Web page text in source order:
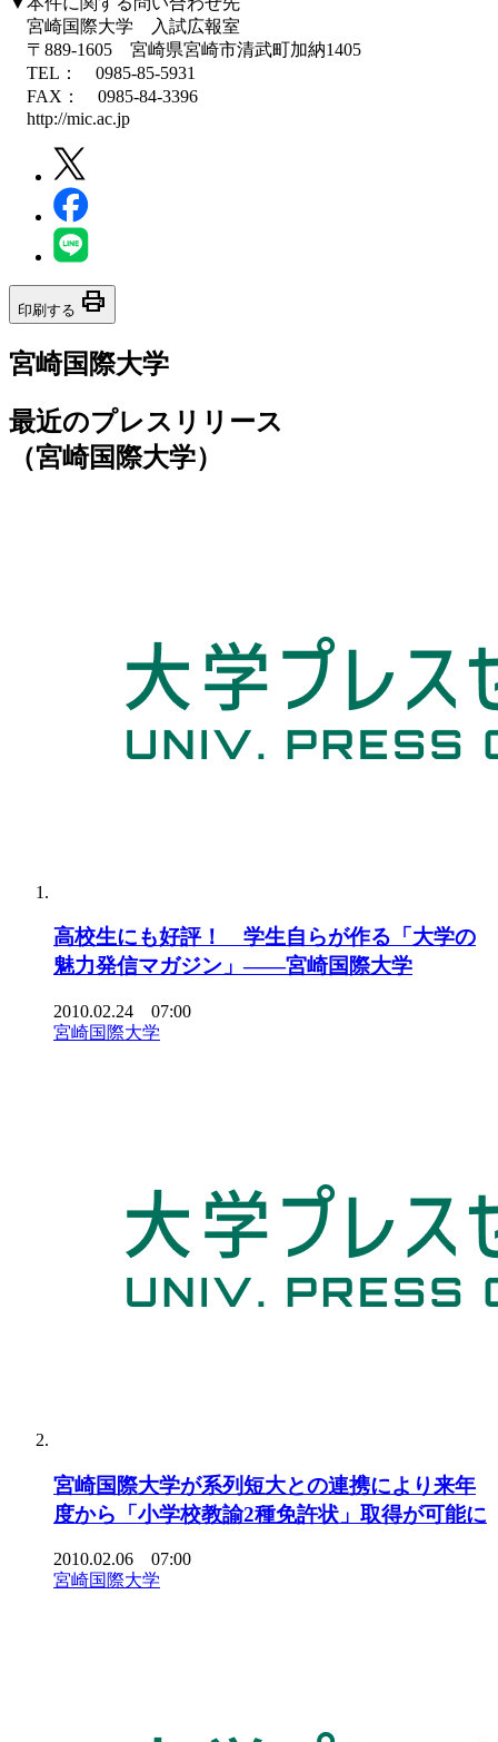
宮崎国際大学 入試広報室
〒889-1605 宮崎県宮崎市清武町加納1405
TEL： 0985-85-5931
FAX： 0985-84-3396
http://mic.ac.jp
印刷する print
宮崎国際大学
最近のプレスリリース
（宮崎国際大学）
高校生にも好評！ 学生自らが作る「大学の
魅力発信マガジン」――宮崎国際大学
2010.02.24 07:00
宮崎国際大学
宮崎国際大学が系列短大との連携により来年
度から「小学校教諭2種免許状」取得が可能に
2010.02.06 07:00
宮崎国際大学